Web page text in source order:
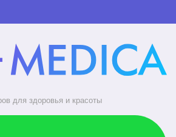
для здоровья и красоты